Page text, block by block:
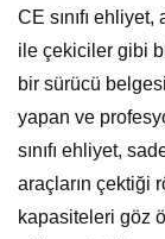
CE sınıfı
ile çekiciler gibi
bir sürücü
yapan ve
sınıfı ehliyet,
araçların çektiği
kapasiteleri göz